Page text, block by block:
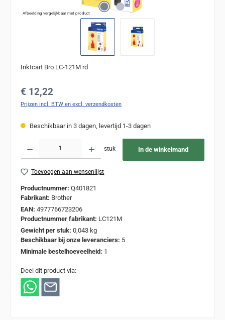
Afbeelding vergelijkbaar met product
Inktcart Bro LC-121M rd
Normale prijs:
€ 12,22
Prijzen incl. BTW en excl. verzendkosten
Beschikbaar in 3 dagen, levertijd 1-3 dagen
stuk In de winkelmand
Toevoegen aan wensenlijst
Productnummer: Q401821
Fabrikant: Brother
EAN: 4977766723206
Productnummer fabrikant: LC121M
Gewicht per stuk: 0,043 kg
Beschikbaar bij onze leveranciers: 5
Minimale bestelhoeveelheid: 1
Deel dit product via: